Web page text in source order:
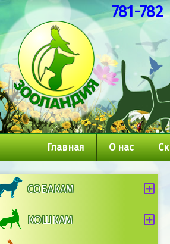
781-782
Главная О нас
СОБАКАМ
КОШКАМ